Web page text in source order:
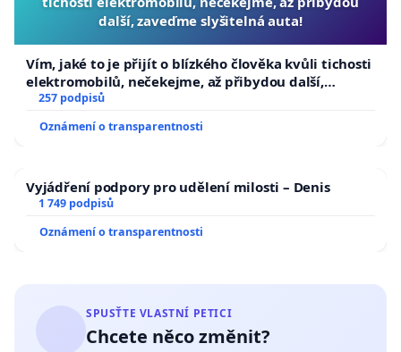
další, zaveďme slyšitelná auta!
Vím, jaké to je přijít o blízkého člověka kvůli tichosti
elektromobilů, nečekejme, až přibydou další,
zaveďme slyšitelná auta!
257 podpisů
Oznámení o transparentnosti
Vyjádření podpory pro udělení milosti – Denis
1 749 podpisů
Oznámení o transparentnosti
SPUSŤTE VLASTNÍ PETICI
Chcete něco změnit?